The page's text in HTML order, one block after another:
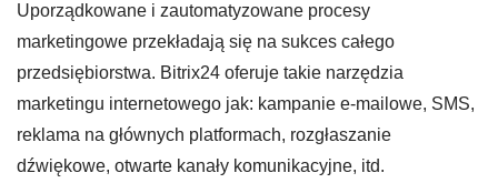
Uporządkowane i zautomatyzowane procesy
marketingowe przekładają się na sukces całego
przedsiębiorstwa. Bitrix24 oferuje takie narzędzia
marketingu internetowego jak: kampanie e-mailowe, SMS,
reklama na głównych platformach, rozgłaszanie
dźwiękowe, otwarte kanały komunikacyjne, itd.